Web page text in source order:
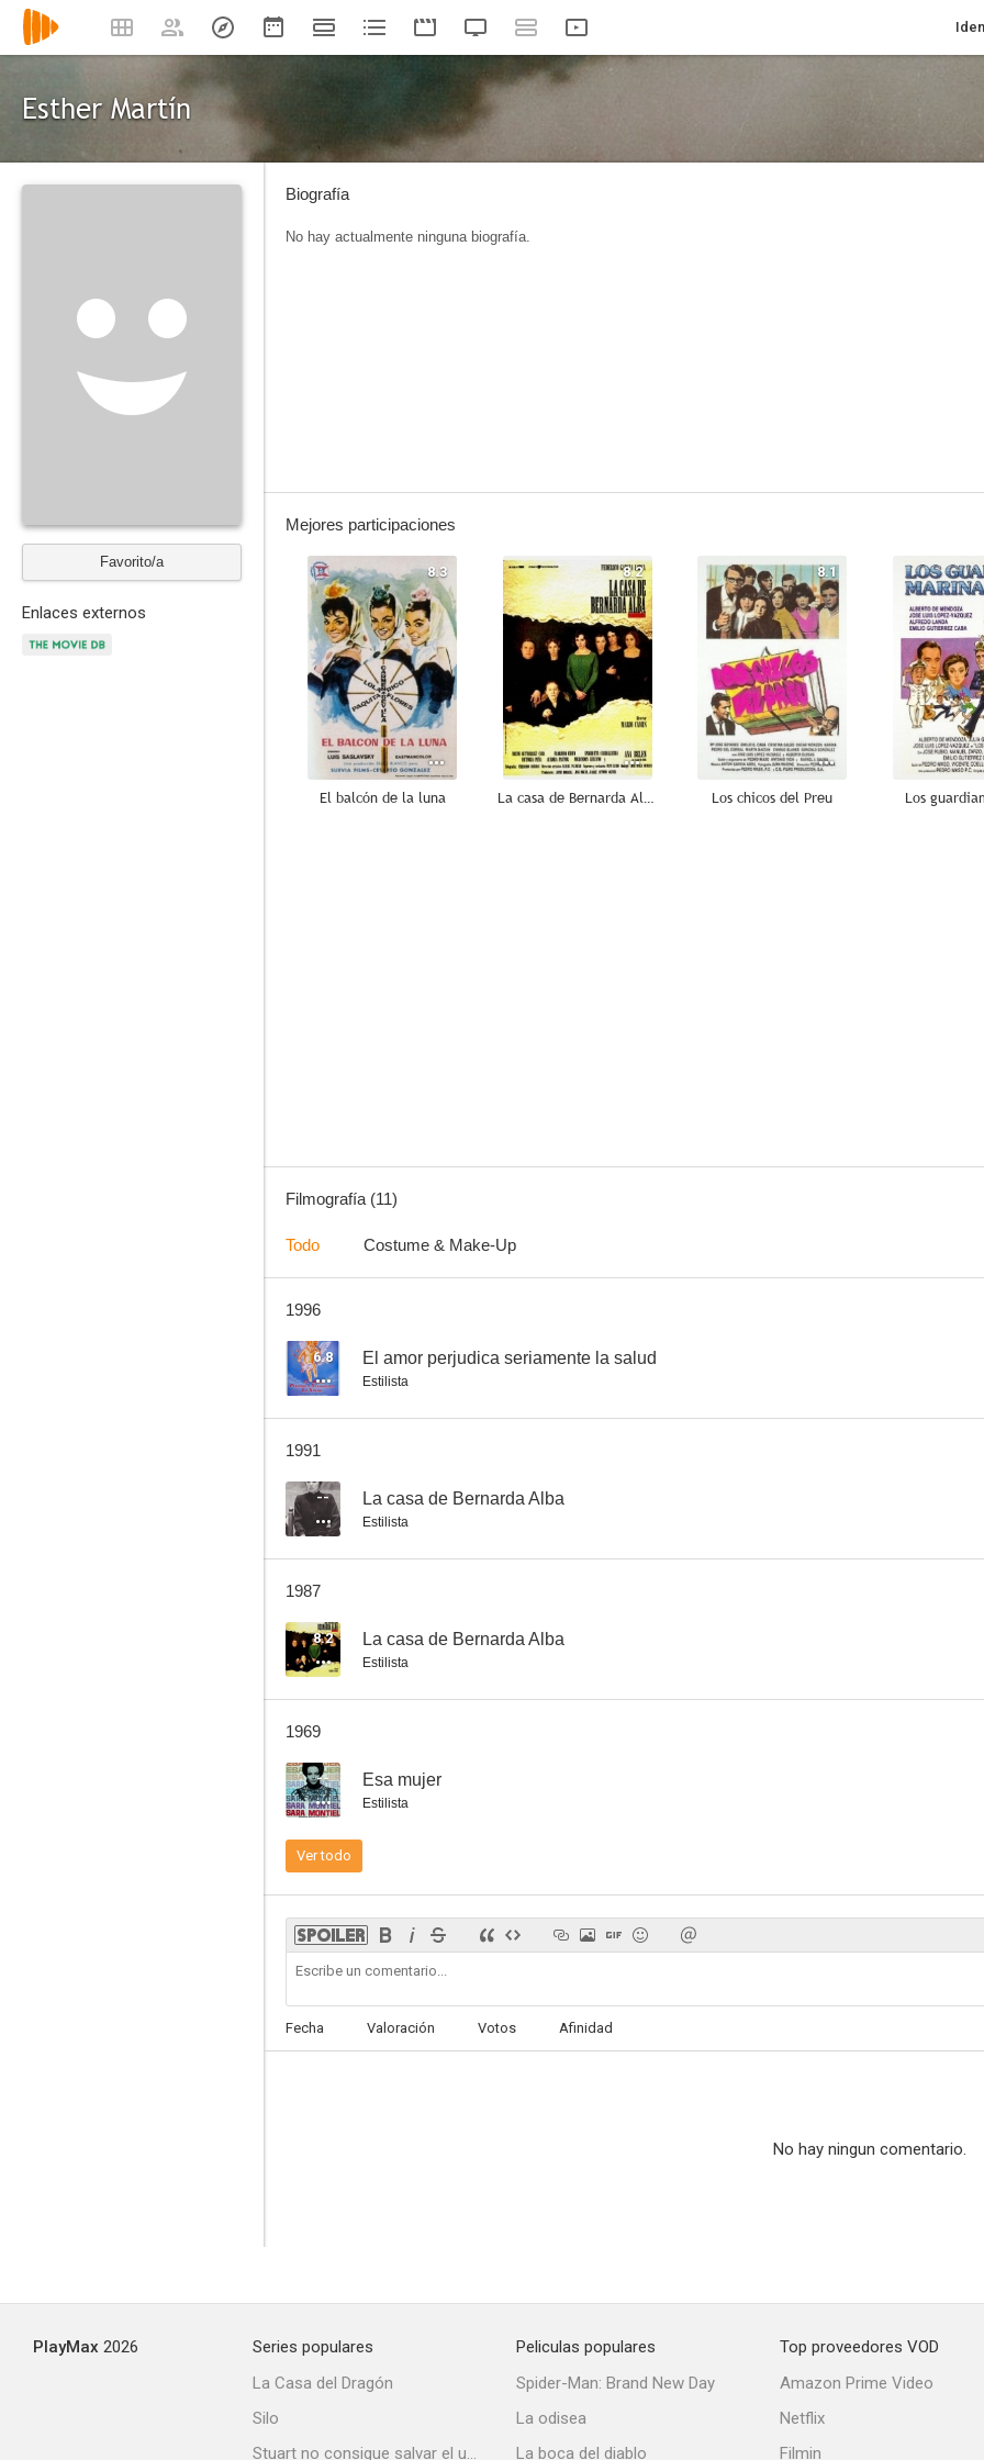
Esther Martín
Favorito/a
Enlaces externos
Biografía
No hay actualmente ninguna biografía.
Mejores participaciones
8.3
El balcón de la luna
8.2
La casa de Bernarda Alba
8.1
Los chicos del Preu Los
Filmografía (11)
Todo Costume & Make-Up
1996
6.8 El amor perjudica seriamente la salud
Estilista
1991
-- La casa de Bernarda Alba
Estilista
1987
8.2 La casa de Bernarda Alba
Estilista
1969
-- Esa mujer
Estilista
Ver todo
Fecha Valoración Votos Afinidad
No hay ningun comentario.
PlayMax 2026
Series populares
La Casa del Dragón
Silo
Stuart no consigue salvar el universo
Peliculas populares
Spider-Man: Brand New Day
La odisea
La boca del diablo
Top proveedores VOD
Amazon Prime Video
Netflix
Filmin